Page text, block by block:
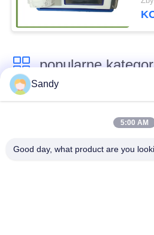
popularne
Sprzęt do badań
Sprzęt do testowania
Sandy
5:00 AM
Good day, what product are you